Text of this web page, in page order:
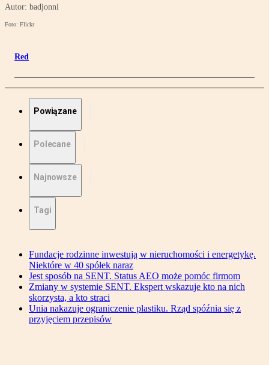
Autor: badjonni
Foto: Flickr
Red
Powiązane
Polecane
Najnowsze
Tagi
Fundacje rodzinne inwestują w nieruchomości i energetykę.
Niektóre w 40 spółek naraz
Jest sposób na SENT. Status AEO może pomóc firmom
Zmiany w systemie SENT. Ekspert wskazuje kto na nich
skorzysta, a kto straci
Unia nakazuje ograniczenie plastiku. Rząd spóźnia się z
przyjęciem przepisów